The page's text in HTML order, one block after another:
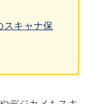
スキャナ保